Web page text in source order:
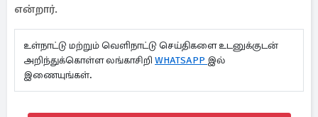
என்றார்.
உள்நாட்டு மற்றும் வெளிநாட்டு செய்திகளை உடனுக்குடன்
அறிந்துக்கொள்ள லங்காசிறி WHATSAPP இல்
இணையுங்கள்.